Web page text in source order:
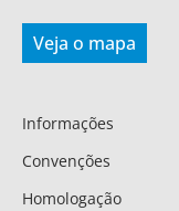
Veja o mapa
Informações
Convenções
Homologação